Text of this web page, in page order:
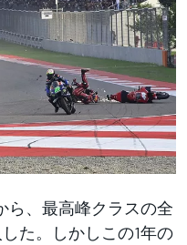
ら、最高峰クラスの全
た。しかしこの1年の